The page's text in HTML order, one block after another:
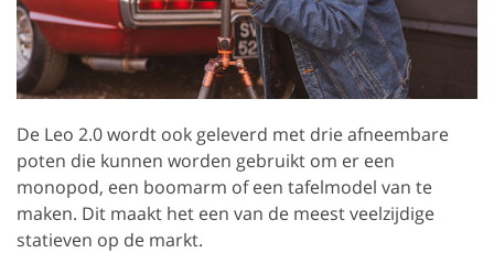
De Leo 2.0 wordt ook geleverd met drie afneembare
poten die kunnen worden gebruikt om er een
monopod, een boomarm of een tafelmodel van te
maken. Dit maakt het een van de meest veelzijdige
statieven op de markt.